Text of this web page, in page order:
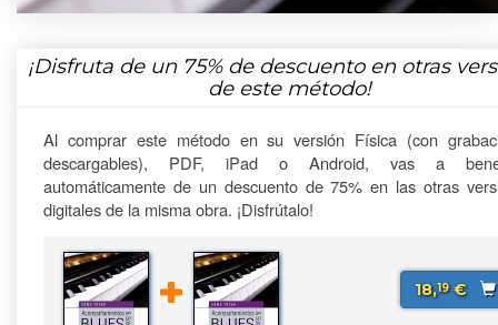
¡Disfruta de un 75%de descuento en otras
de este método!
Al comprar este método en su versión Física (con
descargables), PDF, iPad o Android, vas a
automáticamente de un descuento de 75% en las otras
digitales de la misma obra. ¡Disfrútalo!
18,19€